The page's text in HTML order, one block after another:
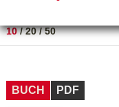
PREIS
10/20/50
BUCH PDF
Name Zweck
ESSION
_ID
verlag.
de